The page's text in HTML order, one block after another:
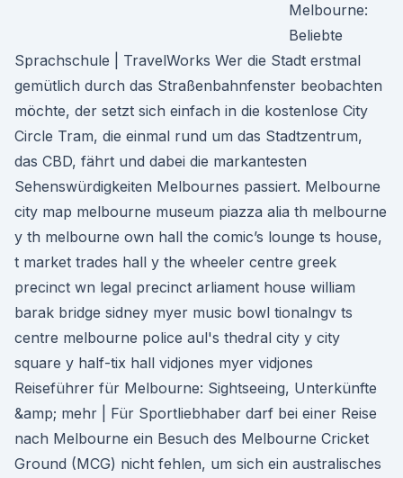
Melbourne:
Beliebte
Sprachschule | TravelWorks Wer die Stadt erstmal
gemütlich durch das Straßenbahnfenster beobachten
möchte, der setzt sich einfach in die kostenlose City
Circle Tram, die einmal rund um das Stadtzentrum,
das CBD, fährt und dabei die markantesten
Sehenswürdigkeiten Melbournes passiert. Melbourne
city map melbourne museum piazza alia th melbourne
y th melbourne own hall the comic’s lounge ts house,
t market trades hall y the wheeler centre greek
precinct wn legal precinct arliament house william
barak bridge sidney myer music bowl tionalngv ts
centre melbourne police aul's thedral city y city
square y half-tix hall vidjones myer vidjones
Reiseführer für Melbourne: Sightseeing, Unterkünfte
&amp; mehr | Für Sportliebhaber darf bei einer Reise
nach Melbourne ein Besuch des Melbourne Cricket
Ground (MCG) nicht fehlen, um sich ein australisches